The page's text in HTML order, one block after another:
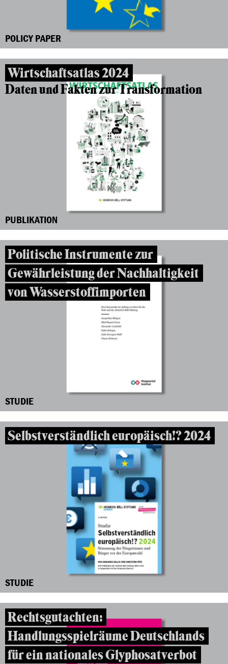
POLICY PAPER
Wirtschaftsatlas 2024
Daten und Fakten zur Transformation
PUBLIKATION
Politische Instrumente zur
Gewährleistung der Nachhaltigkeit
von Wasserstoffimporten
STUDIE
Selbstverständlich europäisch!? 2024
STUDIE
Rechtsgutachten:
Handlungsspielräume Deutschlands
für ein nationales Glyphosatverbot